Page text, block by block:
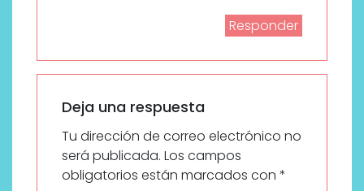
Responder
Deja una respuesta
Tu dirección de correo electrónico no
será publicada. Los campos
obligatorios están marcados con *